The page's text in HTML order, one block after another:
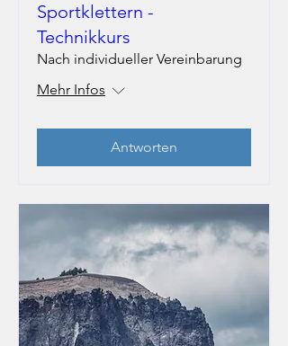
Sportklettern -
Technikkurs
Nach individueller Vereinbarung
Mehr Infos
Antworten